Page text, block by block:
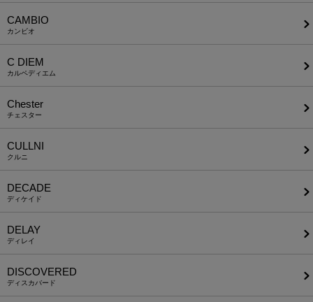
CAMBIO
カンビオ
C DIEM
カルペディエム
Chester
チェスター
CULLNI
クルニ
DECADE
ディケイド
DELAY
ディレイ
DISCOVERED
ディスカバード